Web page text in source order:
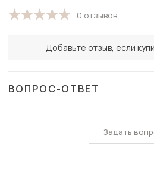
0 отзывов
Добавьте отзыв, если
ВОПРОС-ОТВЕТ
Задать